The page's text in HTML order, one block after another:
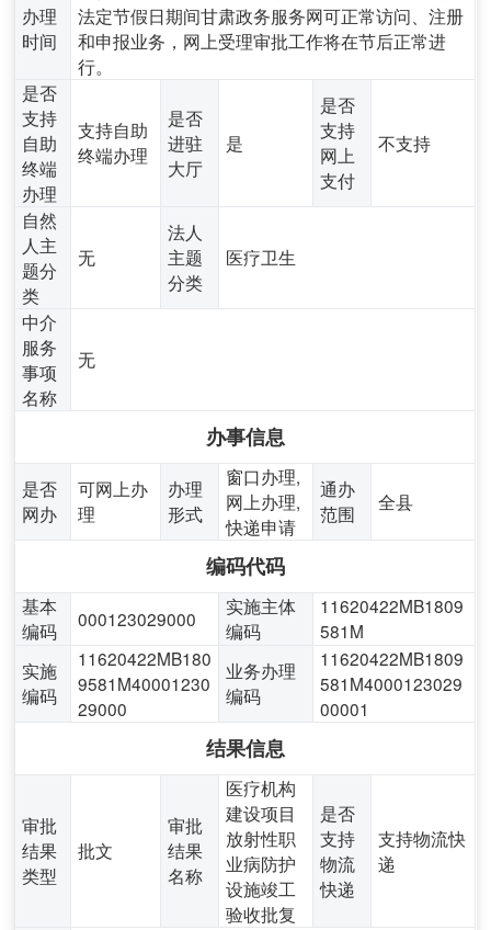
办理
时间
法定节假日期间甘肃政务服务网可正常访问、注册
和申报业务，网上受理审批工作将在节后正常进
行。
是否
支持
自助
终端
办理
支持自助
终端办理
是否
进驻
大厅
是
是否
支持
网上
支付
不支持
自然
人主
题分
类
无
法人
主题
分类
医疗卫生
中介
服务
事项
名称
无
办事信息
是否
网办
可网上办
理
办理
形式
窗口办理,
网上办理,
快递申请
通办
范围
全县
编码代码
基本
编码
000123029000
实施主体
编码
11620422MB1809
581M
实施
编码
11620422MB180
9581M40001230
29000
业务办理
编码
11620422MB1809
581M4000123029
00001
结果信息
审批
结果
类型
批文
审批
结果
名称
医疗机构
建设项目
放射性职
业病防护
设施竣工
验收批复
是否
支持
物流
快递
支持物流快
递